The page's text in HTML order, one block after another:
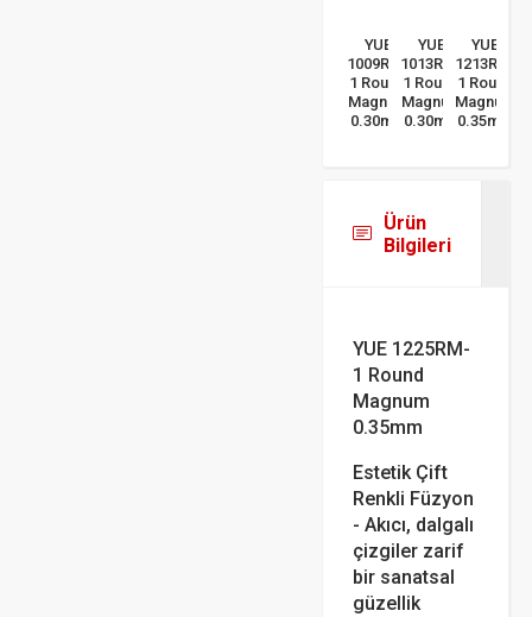
YUE
1009RM-
1 Round
Magnum
0.30mm
YUE
1013RM-
1 Round
Magnum
0.30mm
YUE
1213RM-
1 Round
Magnum
0.35mm
Ürün
Bilgileri
YUE 1225RM-
1 Round
Magnum
0.35mm
Estetik Çift
Renkli Füzyon
- Akıcı, dalgalı
çizgiler zarif
bir sanatsal
güzellik